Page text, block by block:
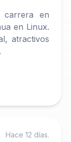
en
en Linux.
atractivos
Hace 12 días.